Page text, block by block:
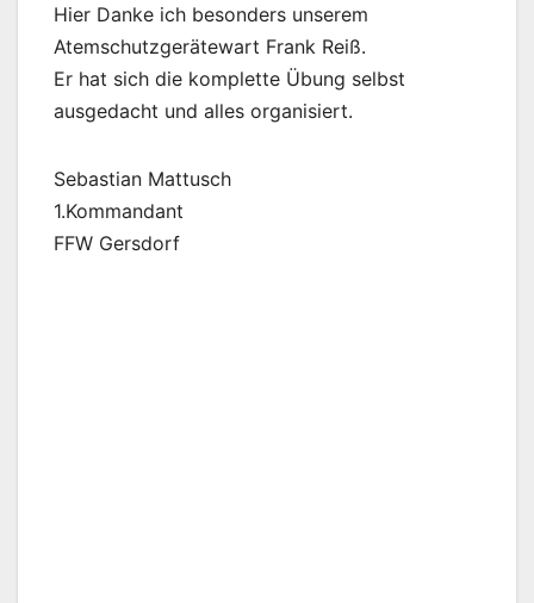
Hier Danke ich besonders unserem
Atemschutzgerätewart Frank Reiß.
Er hat sich die komplette Übung selbst
ausgedacht und alles organisiert.
Sebastian Mattusch
1.Kommandant
FFW Gersdorf